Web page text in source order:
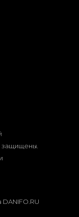
защищены.
DANIFO.RU